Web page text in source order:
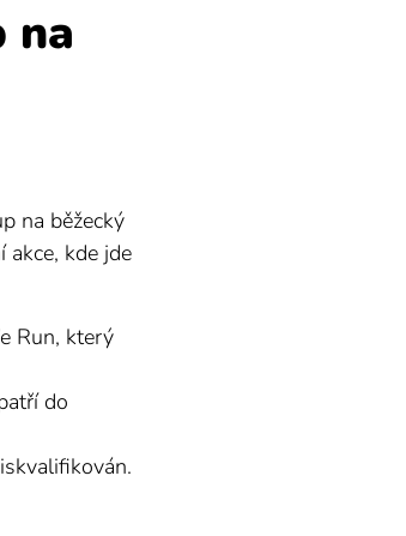
na
na běžecký
akce, kde jde
Run, který
do